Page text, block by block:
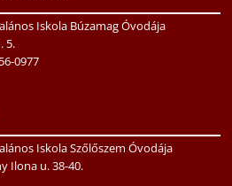
Iskola Búzamag Óvodája
5.
0977
Iskola Szőlőszem Óvodája
Ilona u. 38-40.